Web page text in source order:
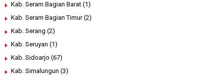
Kab. Seram Bagian Barat (1)
Kab. Seram Bagian Timur (2)
Kab. Serang (2)
Kab. Seruyan (1)
Kab. Sidoarjo (67)
Kab. Simalungun (3)